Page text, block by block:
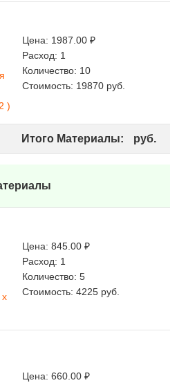
)
Цена: 1987.00 ₽
Расход: 1
Количество: 10
Стоимость: 19870 руб.
Итого Материалы: руб.
Цена: 845.00 ₽
Расход: 1
Количество: 5
Стоимость: 4225 руб.
Цена: 660.00 ₽